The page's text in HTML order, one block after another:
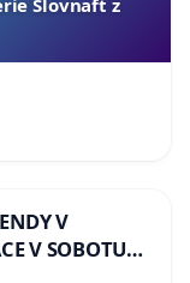
Slovnaft z
V
V SOBOTU